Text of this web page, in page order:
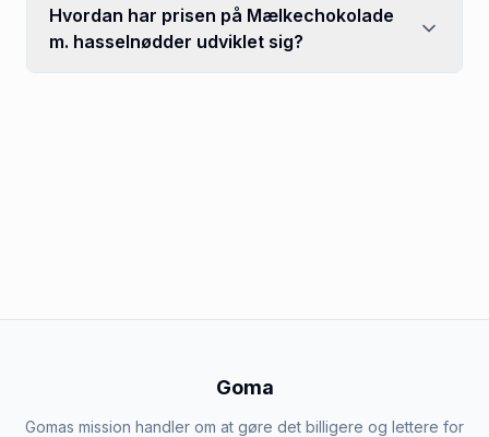
Hvordan har prisen på Mælkechokolade
m. hasselnødder udviklet sig?
Goma
Gomas mission handler om at gøre det billigere og lettere for